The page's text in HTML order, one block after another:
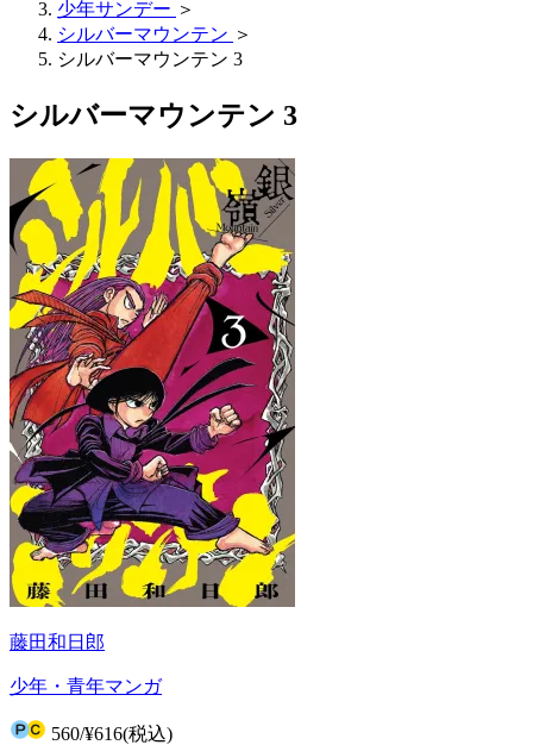
少年サンデー ＞
シルバーマウンテン ＞
シルバーマウンテン 3
シルバーマウンテン 3
藤田和日郎
少年・青年マンガ
560/¥616(税込)